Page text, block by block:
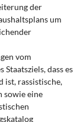
der
um
vom
dass es
ist, rassistische,
sowie eine